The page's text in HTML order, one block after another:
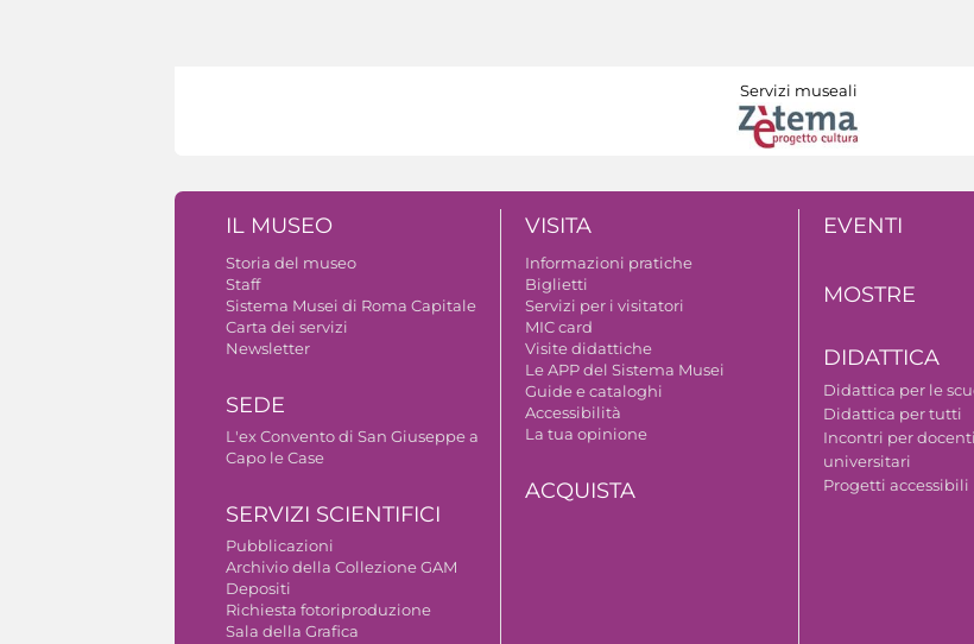
Servizi museali
IL MUSEO
Storia del museo
Staff
Sistema Musei di Roma Capitale
Carta dei servizi
Newsletter
SEDE
L'ex Convento di San Giuseppe a
Capo le Case
SERVIZI SCIENTIFICI
Pubblicazioni
Archivio della Collezione GAM
Depositi
Richiesta fotoriproduzione
Sala della Grafica
VISITA
Informazioni pratiche
Biglietti
Servizi per i visitatori
MIC card
Visite didattiche
Le APP del Sistema Musei
Guide e cataloghi
Accessibilità
La tua opinione
ACQUISTA
EVENTI
MOSTRE
DIDATTICA
Didattica per le
Didattica per tutti
Incontri per
universitari
Progetti accessibili